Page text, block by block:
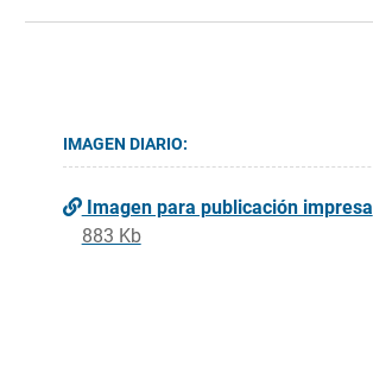
IMAGEN DIARIO:
Imagen para publicación impresa
883 Kb